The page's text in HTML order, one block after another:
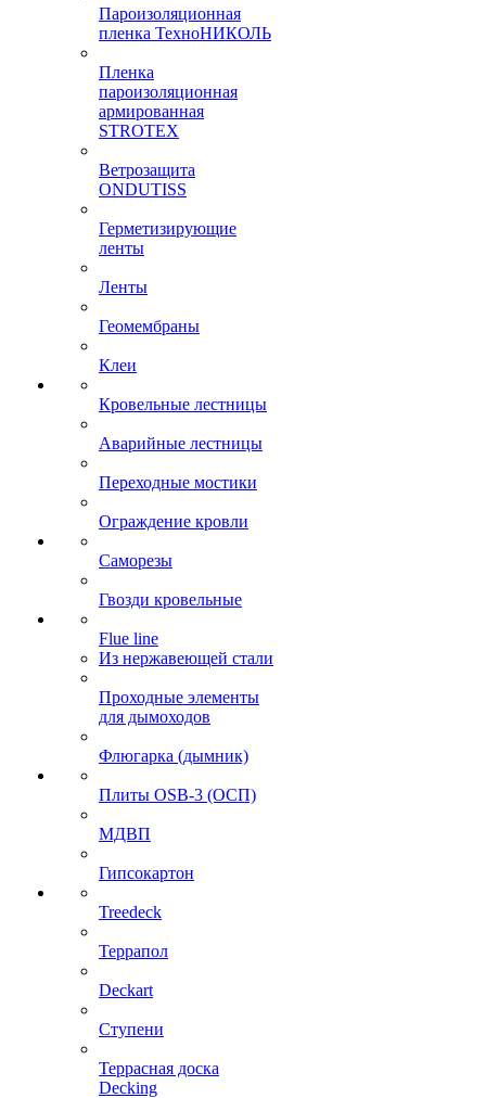
Пароизоляционная
пленка ТехноНИКОЛЬ
Пленка
пароизоляционная
армированная
STROTEX
Ветрозащита
ONDUTISS
Герметизирующие
ленты
Ленты
Геомембраны
Клеи
Кровельные лестницы
Аварийные лестницы
Переходные мостики
Ограждение кровли
Саморезы
Гвозди кровельные
Flue line
Из нержавеющей стали
Проходные элементы
для дымоходов
Флюгарка (дымник)
Плиты OSB-3 (ОСП)
МДВП
Гипсокартон
Treedeck
Террапол
Deckart
Ступени
Террасная доска
Decking